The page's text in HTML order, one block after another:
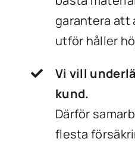
garantera att
utför håller
Vi vill
kund.
Därför
flesta